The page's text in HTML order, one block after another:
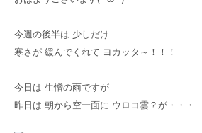
今週の後半は 少しだけ
寒さが 緩んでくれて ヨカッタ～！！！
今日は 生憎の雨ですが
昨日は 朝から空一面に ウロコ雲？が・・・